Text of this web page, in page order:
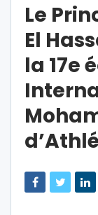
Le
El
la 17e